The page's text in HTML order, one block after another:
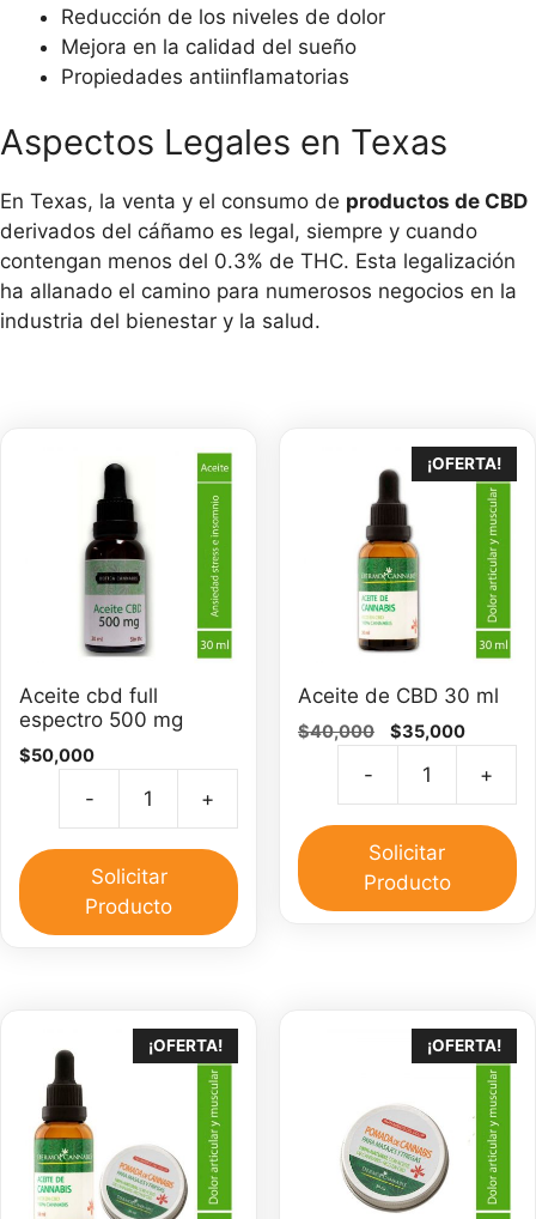
Reducción de los niveles de dolor
Mejora en la calidad del sueño
Propiedades antiinflamatorias
Aspectos Legales en Texas
En Texas, la venta y el consumo de productos de CBD
derivados del cáñamo es legal, siempre y cuando
contengan menos del 0.3% de THC. Esta legalización
ha allanado el camino para numerosos negocios en la
industria del bienestar y la salud.
Aceite cbd full
espectro 500 mg
$50,000
-
full
espectro
+
Solicitar
Producto
¡OFERTA!
Aceite de CBD 30 ml
$40,000
El
original
era:
$40,000.
$35,000El
actual
es:
- +
Solicitar
Producto
¡OFERTA! ¡OFERTA!